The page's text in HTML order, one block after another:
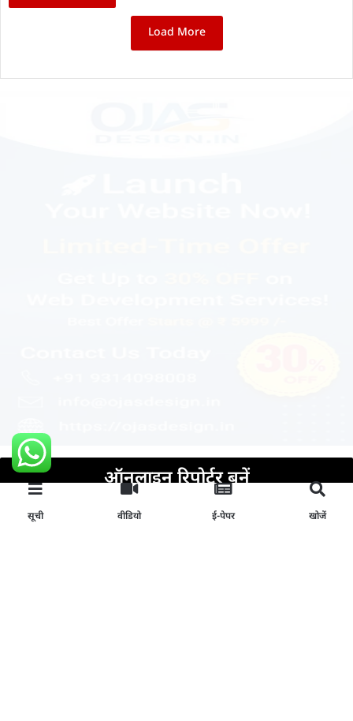
सूची वीडियो ई-पेपर खोजें
Load More
ऑनलाइन रिपोर्टर बनें